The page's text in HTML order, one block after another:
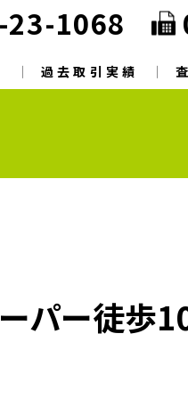
過去取引実績
1068
ーパー徒歩